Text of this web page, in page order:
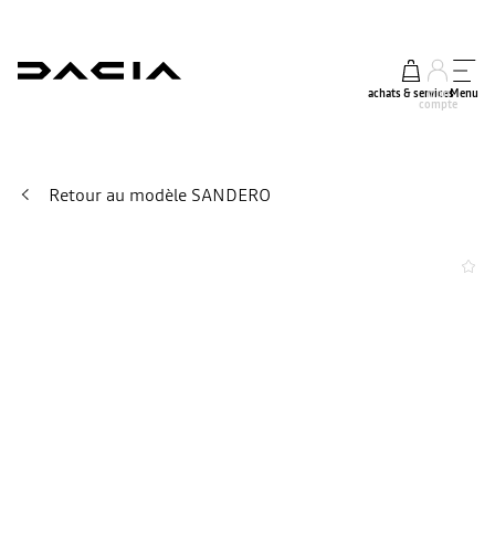
achats & services
mon
compte
Menu
Retour au modèle SANDERO